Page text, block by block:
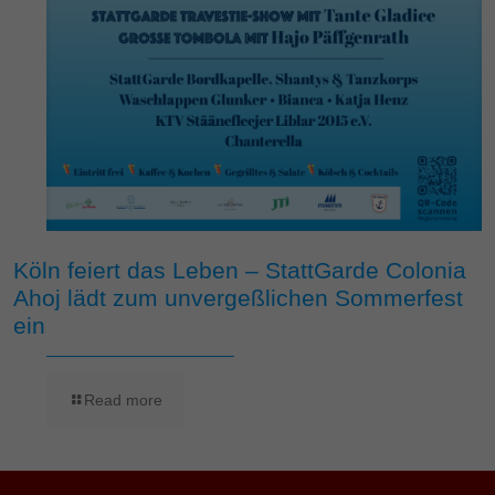
Köln feiert das Leben – StattGarde Colonia
Ahoj lädt zum unvergeßlichen Sommerfest
ein
Read more